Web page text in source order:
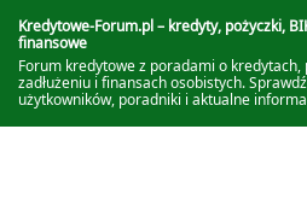
do
treści
Kredytowe-Forum.pl – kredyty, pożyczki,
finansowe
Forum kredytowe z poradami o kredytach,
zadłużeniu i finansach osobistych.
użytkowników, poradniki i aktualne